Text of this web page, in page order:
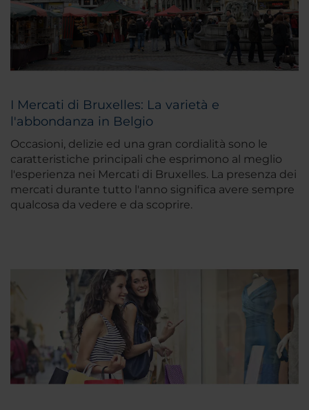
I Mercati di Bruxelles: La varietà e
l'abbondanza in Belgio
Occasioni, delizie ed una gran cordialità sono le
caratteristiche principali che esprimono al meglio
l'esperienza nei Mercati di Bruxelles. La presenza dei
mercati durante tutto l'anno significa avere sempre
qualcosa da vedere e da scoprire.